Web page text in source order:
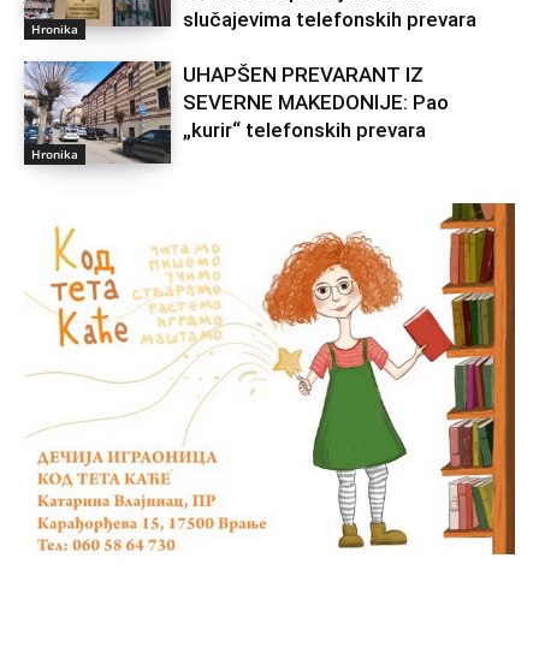
Hronika
slučajevima telefonskih prevara
Hronika
UHAPŠEN PREVARANT IZ
SEVERNE MAKEDONIJE: Pao
„kurir“ telefonskih prevara